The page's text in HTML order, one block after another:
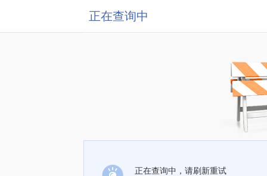
正在查询中
正在查询中，请刷新重试